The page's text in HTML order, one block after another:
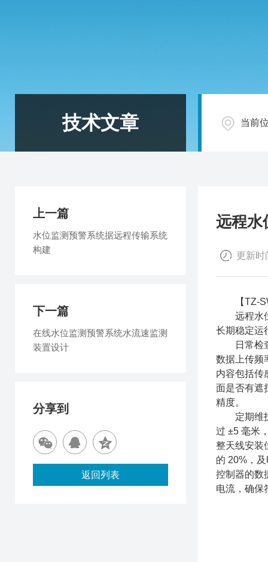
技术文章 当前
远程水
更新时
【TZ-
远程水位
长期稳定运
日常检查
数据上传频
内容包括传
面是否有遮
精度。
定期维护
过 ±5 毫米
整天线安装
的 20%，
控制器的数
电流，确保
上一篇
水位监测预警系统据远程传输系统
构建​
下一篇
在线水位监测预警系统水流速监测
装置设计​
分享到
返回列表